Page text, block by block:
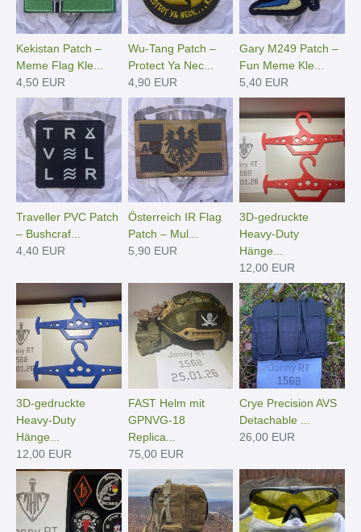
Kekistan Patch –
Meme Flag Kle...
4,50 EUR
Wu-Tang Patch –
Protect Ya Nec...
4,90 EUR
Gary M249 Patch –
Fun Meme Kle...
5,40 EUR
Traveller PVC Patch
– Bushcraf...
4,40 EUR
Österreich IR Flag
Patch – Mul...
5,90 EUR
3D-gedruckte
Heavy-Duty
Hänge­...
12,00 EUR
3D-gedruckte
Heavy-Duty
Hänge­...
12,00 EUR
FAST Helm mit
GPNVG-18
Replica...
75,00 EUR
Crye Precision AVS
Detachable ...
26,00 EUR